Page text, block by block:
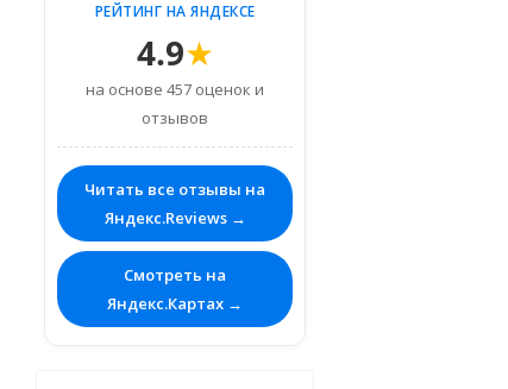
РЕЙТИНГ НА ЯНДЕКСЕ
4.9★
на основе 457 оценок и
отзывов
Читать все отзывы на
Яндекс.Reviews →
Смотреть на
Яндекс.Картах →